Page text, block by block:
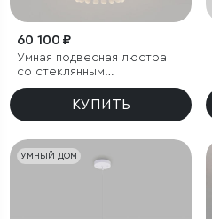
60 100 ₽
Умная подвесная люстра
со стеклянным
рассеивателем
КУПИТЬ
УМНЫЙ ДОМ